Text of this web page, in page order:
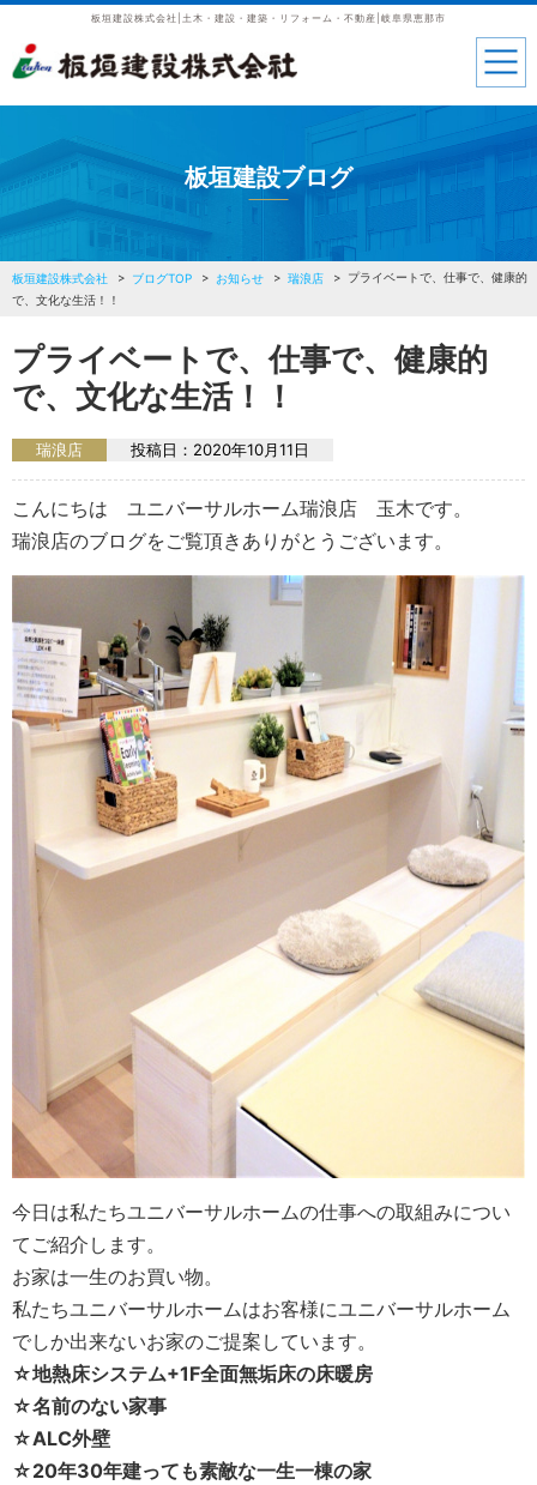
板垣建設株式会社|土木・建設・建築・リフォーム・不動産|岐阜県恵那市
板垣建設ブログ
板垣建設株式会社 ブログTOP お知らせ 瑞浪店
プライベートで、仕事で、健康的
で、文化な生活！！
プライベートで、仕事で、健康的
で、文化な生活！！
瑞浪店 投稿日： 2020年10月11日
こんにちは ユニバーサルホーム瑞浪店 玉木です。
瑞浪店のブログをご覧頂きありがとうございます。
今日は私たちユニバーサルホームの仕事への取組みについ
てご紹介します。
お家は一生のお買い物。
私たちユニバーサルホームはお客様にユニバーサルホーム
でしか出来ないお家のご提案しています。
☆地熱床システム+1F全面無垢床の床暖房
☆名前のない家事
☆ALC外壁
☆20年30年建っても素敵な一生一棟の家